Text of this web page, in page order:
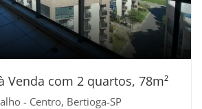
Venda com 2 quartos, 78m²
- Centro, Bertioga-SP